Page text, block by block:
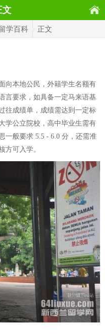
文
学百科 正文
向本地公民，外籍学生名额有
言要求，如具备一定马来语基
往成绩单，成绩需达到一定标
学公立院校，高中毕业生需有
一般要求 5.5 - 6.0 分，还需准
方可入学。